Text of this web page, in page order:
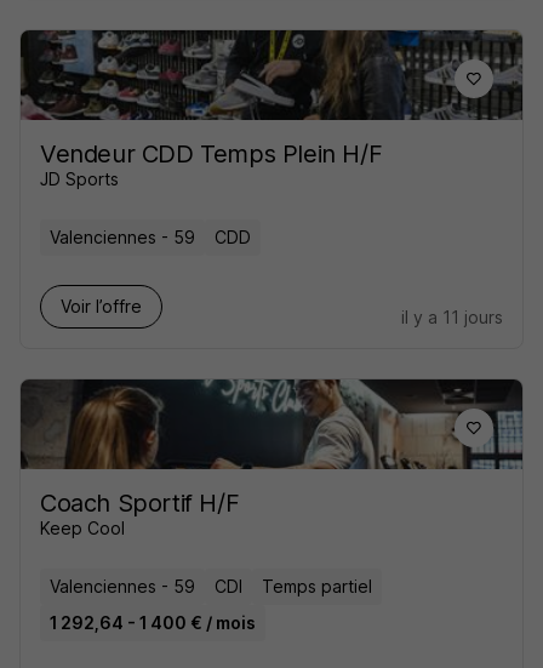
Vendeur CDD Temps Plein H/F
JD Sports
Valenciennes - 59 CDD
Voir l’offre
il y a 11 jours
Coach Sportif H/F
Keep Cool
Valenciennes - 59 CDI
Temps partiel
1 292,64 - 1 400 € / mois